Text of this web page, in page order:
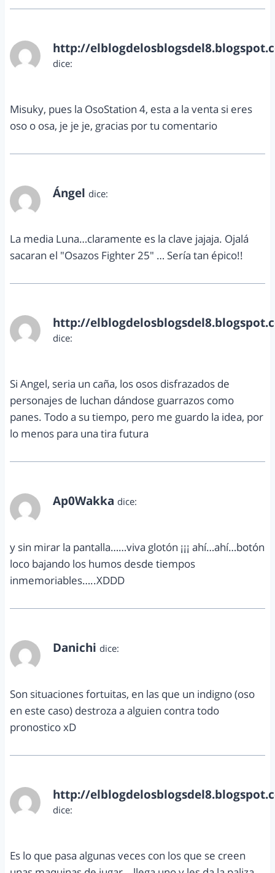
http://
dice:
Misuky, pues la OsoStation 4, esta a la venta si eres
oso o osa, je je je, gracias por tu comentario
Ángel dice:
La media Luna…claramente es la clave jajaja. Ojalá
sacaran el "Osazos Fighter 25" … Sería tan épico!!
http://
dice:
Si Angel, seria un caña, los osos disfrazados de
personajes de luchan dándose guarrazos como
panes. Todo a su tiempo, pero me guardo la idea, por
lo menos para una tira futura
Ap0Wakka dice:
y sin mirar la pantalla……viva glotón ¡¡¡ ahí…ahí…botón
loco bajando los humos desde tiempos
inmemoriables…..XDDD
Danichi dice:
Son situaciones fortuitas, en las que un indigno (oso
en este caso) destroza a alguien contra todo
pronostico xD
http://
dice:
Es lo que pasa algunas veces con los que se creen